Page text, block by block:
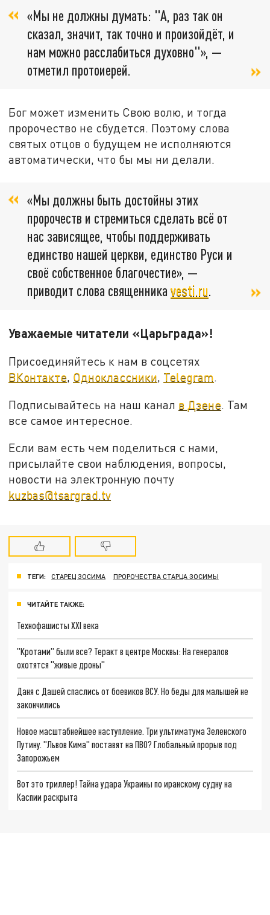
«Мы не должны думать: "А, раз так он
сказал, значит, так точно и произойдёт, и
нам можно расслабиться духовно"», —
отметил протоиерей.
Бог может изменить Свою волю, и тогда
пророчество не сбудется. Поэтому слова
святых отцов о будущем не исполняются
автоматически, что бы мы ни делали.
«Мы должны быть достойны этих
пророчеств и стремиться сделать всё от
нас зависящее, чтобы поддерживать
единство нашей церкви, единство Руси и
своё собственное благочестие», —
приводит слова священника vesti.ru.
Уважаемые читатели «Царьграда»!
Присоединяйтесь к нам в соцсетях
ВКонтакте, Одноклассники, Telegram.
Подписывайтесь на наш канал в Дзене. Там
все самое интересное.
Если вам есть чем поделиться с нами,
присылайте свои наблюдения, вопросы,
новости на электронную почту
kuzbas@tsargrad.tv
ТЕГИ: СТАРЕЦ ЗОСИМА ПРОРОЧЕСТВА СТАРЦА ЗОСИМЫ
ЧИТАЙТЕ ТАКЖЕ:
Технофашисты XXI века
"Кротами" были все? Теракт в центре Москвы: На генералов
охотятся "живые дроны"
Даня с Дашей спаслись от боевиков ВСУ. Но беды для малышей не
закончились
Новое масштабнейшее наступление. Три ультиматума Зеленского
Путину. "Львов Кима" поставят на ПВО? Глобальный прорыв под
Запорожьем
Вот это триллер! Тайна удара Украины по иранскому судну на
Каспии раскрыта